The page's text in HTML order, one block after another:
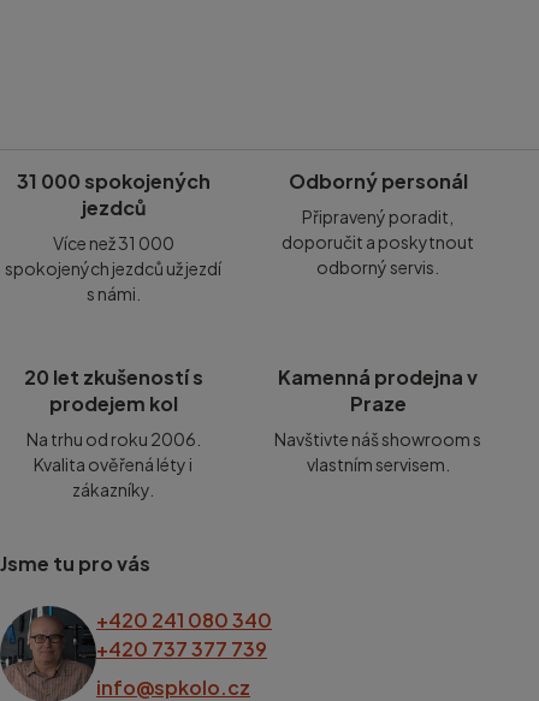
31 000 spokojených
jezdců
Více než 31 000
spokojených jezdců už jezdí
s námi.
Odborný personál
Připravený poradit,
doporučit a poskytnout
odborný servis.
20 let zkušeností s
prodejem kol
Na trhu od roku 2006.
Kvalita ověřená léty i
zákazníky.
Kamenná prodejna v
Praze
Navštivte náš showroom s
vlastním servisem.
Jsme tu pro vás
+420 241 080 340
+420 737 377 739
info@spkolo.cz